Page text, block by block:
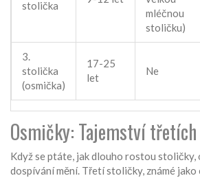
stolička
mléčnou
stoličku)
3.
stolička
(osmička)
17-25
let
Ne
Osmičky: Tajemství
Když se ptáte, jak dlouho rostou stoličky,
dospívání mění. Třetí stoličky, známé jako